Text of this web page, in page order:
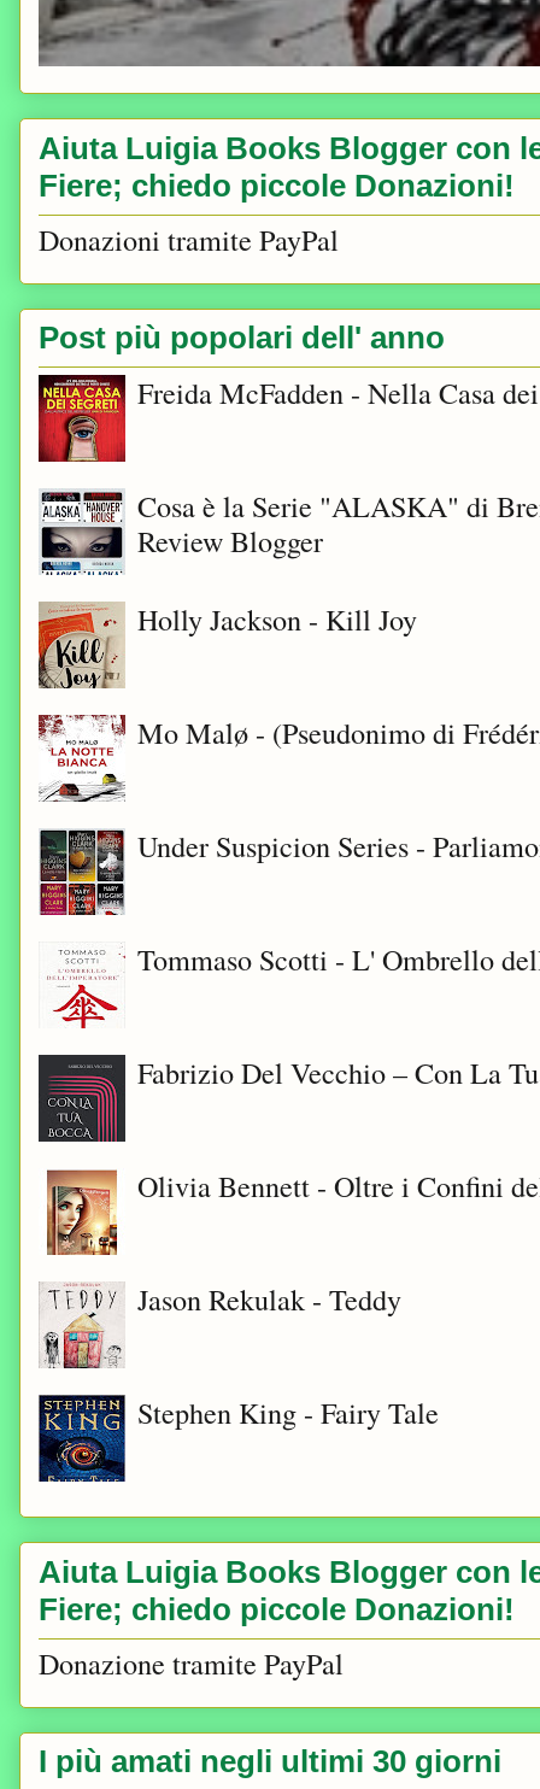
Aiuta Luigia Books Blogger con
Fiere; chiedo piccole Donazioni!
Donazioni tramite PayPal
Post più popolari dell' anno
Freida McFadden - Nella Casa
Cosa è la Serie "ALASKA" di
Review Blogger
Holly Jackson - Kill Joy
Mo Malø - (Pseudonimo di
Under Suspicion Series -
Tommaso Scotti - L' Ombrello
Fabrizio Del Vecchio – Con La
Olivia Bennett - Oltre i Confini
Jason Rekulak - Teddy
Stephen King - Fairy Tale
Aiuta Luigia Books Blogger con
Fiere; chiedo piccole Donazioni!
Donazione tramite PayPal
I più amati negli ultimi 30 giorni